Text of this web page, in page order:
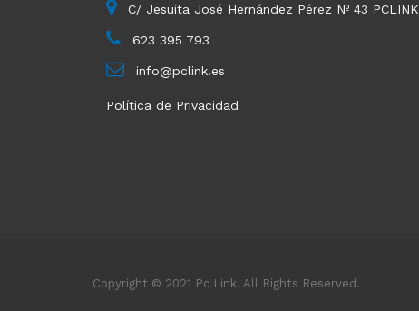
C/ Jesuita José Hernández Pérez Nº 43 PCLINK
623 395 793
info@pclink.es
Política de Privacidad
Copyright © 2021 Pc Link. All Rights Reserved.